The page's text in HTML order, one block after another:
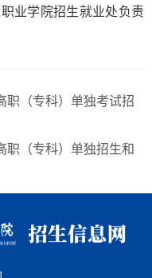
业学院招生就业处负责
职（专科）单独考试招
职（专科）单独招生和